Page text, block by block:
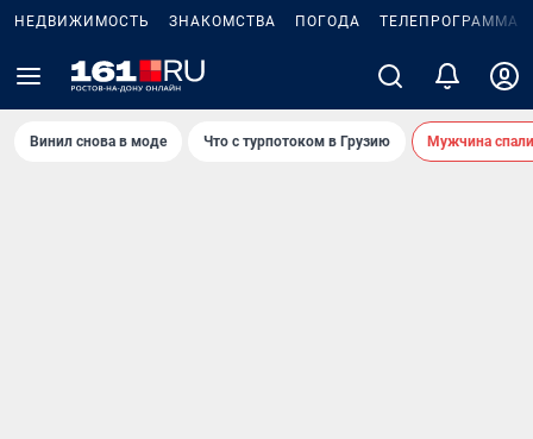
НЕДВИЖИМОСТЬ ЗНАКОМСТВА ПОГОДА ТЕЛЕПРОГРАММА
Винил снова в моде Что с турпотоком в Грузию Мужчина